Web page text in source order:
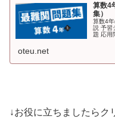
算数4
集）
算数4
説 予習
題 応用
oteu.net
↓お役に立ちましたらク